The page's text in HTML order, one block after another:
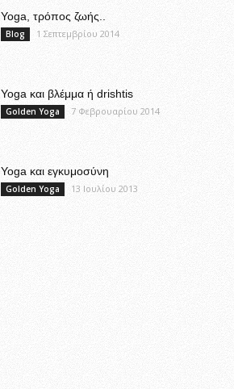
Yoga, τρόπος ζωής..
Blog 1 Σεπτεμβρίου 2014
Yoga και βλέμμα ή drishtis
Golden Yoga 7 Φεβρουαρίου 2014
Yoga και εγκυμοσύνη
Golden Yoga 13 Ιουλίου 2013